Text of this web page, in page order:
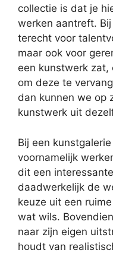
collectie is dat je
werken aantreft.
terecht voor
maar ook voor
een kunstwerk
om deze te
dan kunnen we op
kunstwerk uit
Bij een
voornamelijk
dit een
daadwerkelijk de
keuze uit een
wat wils.
naar zijn eigen
houdt van